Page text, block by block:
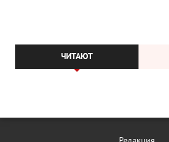
ЧИТАЮТ